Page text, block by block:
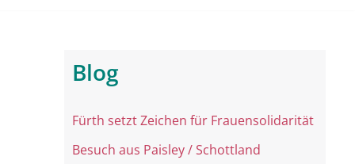
Blog
Fürth setzt Zeichen für Frauensolidarität
Besuch aus Paisley / Schottland